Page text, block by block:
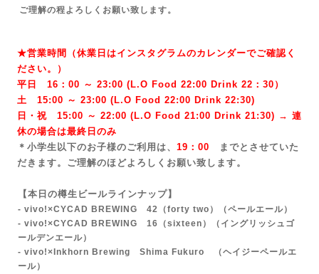
ご理解の程よろしくお願い致します。
★営業時間（休業日はインスタグラムのカレンダーでご確認く
ださい。）
平日 16：00 ～ 23:00 (L.O Food 22:00 Drink 22：30）
土 15:00 ～ 23:00 ( L.O Food 22:00 Drink 22:30)
日・祝 15:00 ～ 22:00 ( L.O Food 21:00 Drink 21:30) → 連
休の場合は最終日のみ
＊小学生以下のお子様のご利用は、 19：00
までとさせていた
だきます。ご理解のほどよろしくお願い致します。
【本日の樽生ビールラインナップ】
- vivo!×CYCAD BREWING 42（forty two）
（ペールエール）
- vivo!×CYCAD BREWING 16（sixteen）（イングリッシュゴ
ールデンエール）
- vivo!×Inkhorn Brewing Shima Fukuro （ヘイジーペールエ
ール）